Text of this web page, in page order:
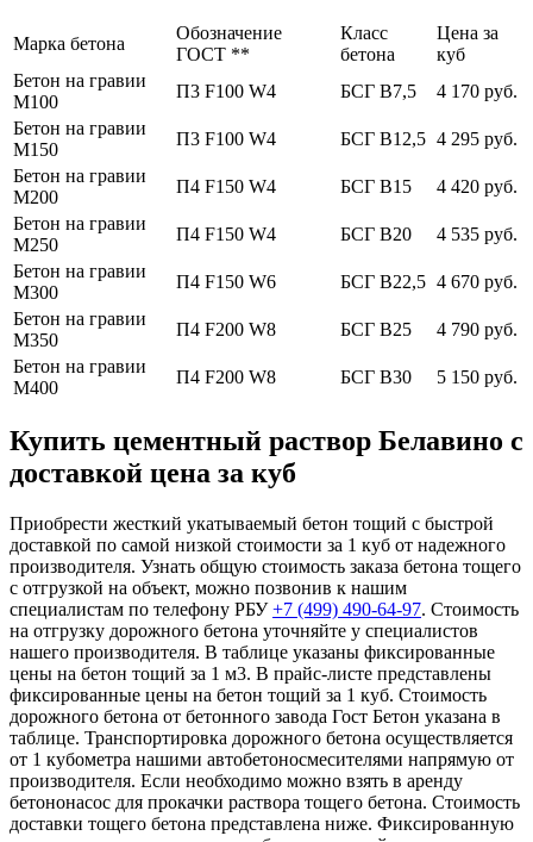
Марка бетона
Обозначение
ГОСТ **
Класс
бетона
Цена за
куб
Бетон на гравии
М100
П3 F100 W4 БСГ В7,5
4 170 руб.
Бетон на гравии
М150
П3 F100 W4 БСГ В12,5 4 295 руб.
Бетон на гравии
М200
П4 F150 W4 БСГ В15
4 420 руб.
Бетон на гравии
М250
П4 F150 W4 БСГ В20
4 535 руб.
Бетон на гравии
М300
П4 F150 W6 БСГ В22,5 4 670 руб.
Бетон на гравии
М350
П4 F200 W8 БСГ В25
4 790 руб.
Бетон на гравии
М400
П4 F200 W8 БСГ В30 5 150 руб.
Купить цементный раствор Белавино с
доставкой цена за куб
Приобрести жесткий укатываемый бетон тощий с быстрой
доставкой по самой низкой стоимости за 1 куб от надежного
производителя. Узнать общую стоимость заказа бетона тощего
с отгрузкой на объект, можно позвонив к нашим
специалистам по телефону РБУ+7 (499) 490-64-97. Стоимость
на отгрузку дорожного бетона уточняйте у специалистов
нашего производителя. В таблице указаны фиксированные
цены на бетон тощий за 1 м3. В прайс-листе представлены
фиксированные цены на бетон тощий за 1 куб. Стоимость
дорожного бетона от бетонного завода Гост Бетон указана в
таблице. Транспортировка дорожного бетона осуществляется
от 1 кубометра нашими автобетоносмесителями напрямую от
производителя. Если необходимо можно взять в аренду
бетононасос для прокачки раствора тощего бетона. Стоимость
доставки тощего бетона представлена ниже. Фиксированную